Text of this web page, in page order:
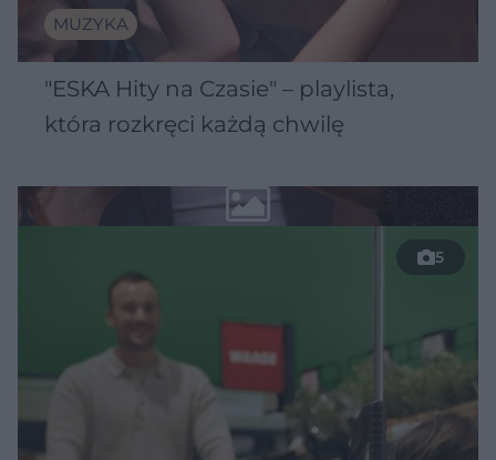
MUZYKA
"ESKA Hity na Czasie" – playlista,
która rozkręci każdą chwilę
5